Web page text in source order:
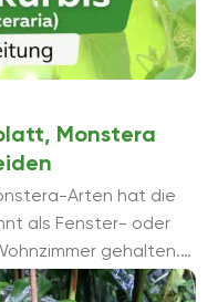
Monstera
Arten hat die
als Fenster- oder
gehalten.
und ...